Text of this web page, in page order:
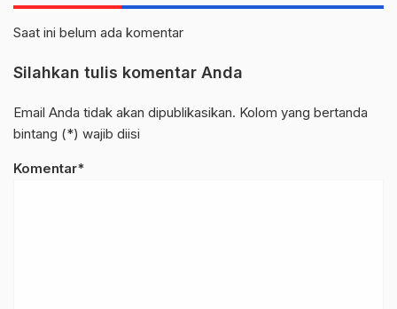
Saat ini belum ada komentar
Silahkan tulis komentar Anda
Email Anda tidak akan dipublikasikan. Kolom yang bertanda
bintang (*) wajib diisi
Komentar*